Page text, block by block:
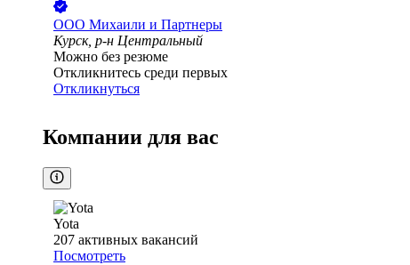
ООО Михаили и Партнеры
Курск, р-н Центральный
Можно без резюме
Откликнитесь среди первых
Откликнуться
Компании для вас
Yota
207 активных вакансий
Посмотреть